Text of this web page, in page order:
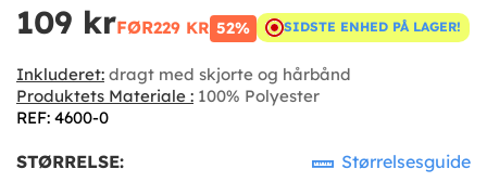
109 krFØR229 KR 52% SIDSTE ENHED PÅ LAGER!
Inkluderet: dragt med skjorte og hårbånd
Produktets Materiale : 100% Polyester
REF: 4600-0
STØRRELSE: Størrelsesguide